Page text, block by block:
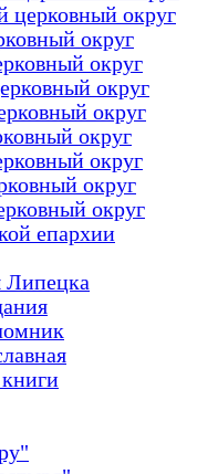
церковный округ
округ
округ
округ
округ
округ
округ
округ
округ
епархии
Липецка